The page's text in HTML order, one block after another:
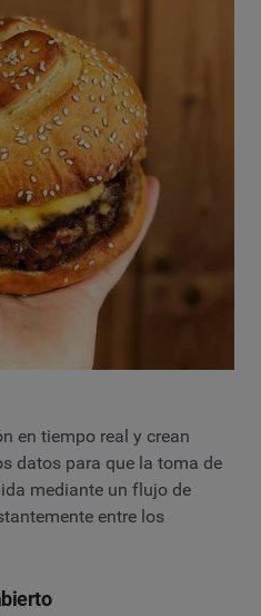
en tiempo real y crean
datos para que la toma de
mediante un flujo de
entre los